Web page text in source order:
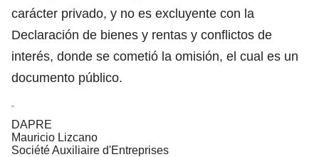
carácter privado, y no es excluyente con la
Declaración de bienes y rentas y conflictos de
interés, donde se cometió la omisión, el cual es un
documento público.
DAPRE
Mauricio Lizcano
Société Auxiliaire d'Entreprises